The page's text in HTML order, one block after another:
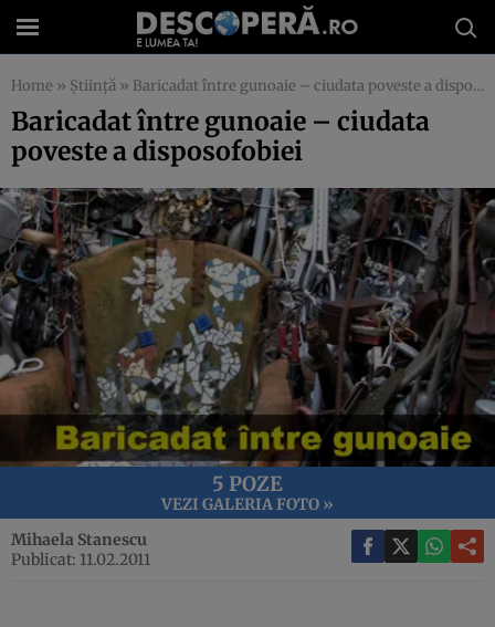
Home » Știință » Baricadat între gunoaie – ciudata poveste a disposofobiei
Baricadat între gunoaie – ciudata
poveste a disposofobiei
5 POZE
VEZI GALERIA FOTO »
Mihaela Stanescu
Publicat: 11.02.2011